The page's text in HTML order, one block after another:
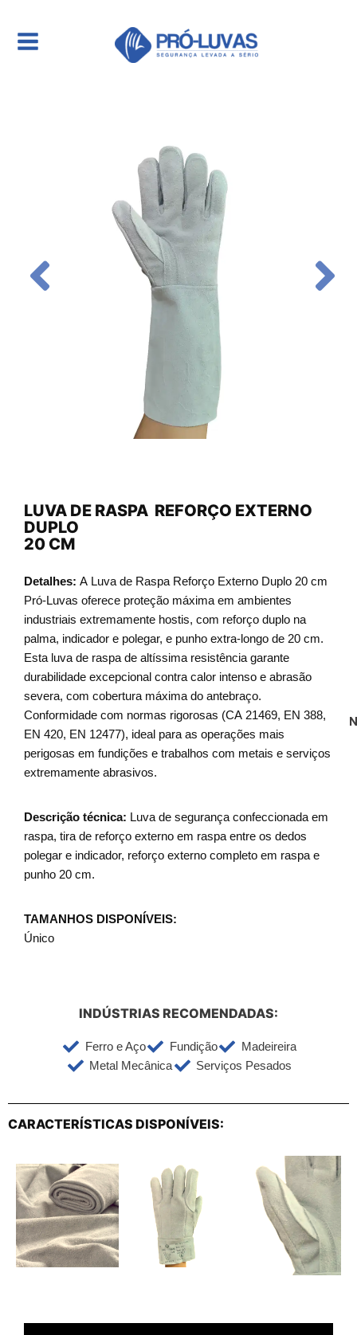
LUVA DE RASPA REFORÇO EXTERNO
DUPLO
20 CM
Detalhes: A Luva de Raspa Reforço Externo Duplo 20 cm
Pró-Luvas oferece proteção máxima em ambientes
industriais extremamente hostis, com reforço duplo na
palma, indicador e polegar, e punho extra-longo de 20 cm.
Esta luva de raspa de altíssima resistência garante
durabilidade excepcional contra calor intenso e abrasão
severa, com cobertura máxima do antebraço.
Conformidade com normas rigorosas (CA 21469, EN 388,
EN 420, EN 12477), ideal para as operações mais
perigosas em fundições e trabalhos com metais e serviços
extremamente abrasivos.
Descrição técnica: Luva de segurança confeccionada em
raspa, tira de reforço externo em raspa entre os dedos
polegar e indicador, reforço externo completo em raspa e
punho 20 cm.
TAMANHOS DISPONÍVEIS:
Único
INDÚSTRIAS RECOMENDADAS:
Ferro e Aço Fundição
Madeireira
Metal Mecânica
Serviços Pesados
CARACTERÍSTICAS DISPONÍVEIS: